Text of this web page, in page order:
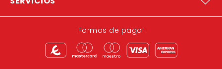
Formas de pago: